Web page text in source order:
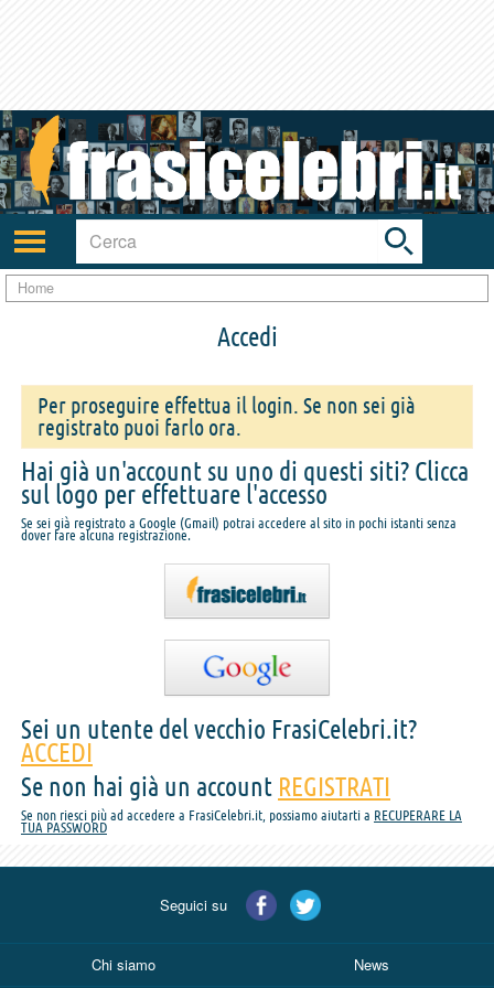
Attiva/disattiva
navigazione
Toggle
search
bar
Home
Accedi
Per proseguire effettua il login. Se non sei già
registrato puoi farlo ora.
Hai già un'account su uno di questi siti? Clicca
sul logo per effettuare l'accesso
Se sei già registrato a Google (Gmail) potrai accedere al sito in pochi istanti senza
dover fare alcuna registrazione.
Sei un utente del vecchio FrasiCelebri.it?
ACCEDI
Se non hai già un account REGISTRATI
Se non riesci più ad accedere a FrasiCelebri.it, possiamo aiutarti a RECUPERARE LA
TUA PASSWORD
Seguici su
Chi siamo News